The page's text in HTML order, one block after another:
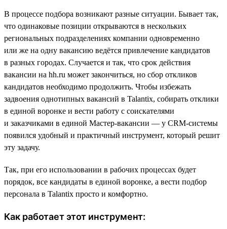
В процессе подбора возникают разные ситуации. Бывает так,
что одинаковые позиции открываются в нескольких
региональных подразделениях компании одновременно
или же на одну вакансию ведётся привлечение кандидатов
в разных городах. Случается и так, что срок действия
вакансии на hh.ru может закончиться, но сбор откликов
кандидатов необходимо продолжить. Чтобы избежать
задвоения однотипных вакансий в Talantix, собирать отклики
в единой воронке и вести работу с соискателями
и заказчиками в единой Мастер-вакансии — у CRM-системы
появился удобный и практичный инструмент, который решит
эту задачу.
Так, при его использовании в рабочих процессах будет
порядок, все кандидаты в единой воронке, а вести подбор
персонала в Talantix просто и комфортно.
Как работает этот инструмент: